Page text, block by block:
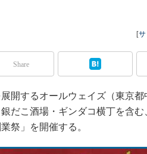
[サ
Share
開するオールウェイズ（東京都
だこ酒場・ギンダコ横丁を含
祭」を開催する。